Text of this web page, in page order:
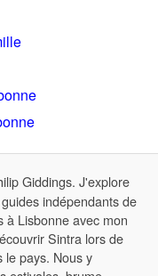
Giddings. J'explore
indépendants de
à Lisbonne avec mon
Sintra lors de
le pays. Nous y